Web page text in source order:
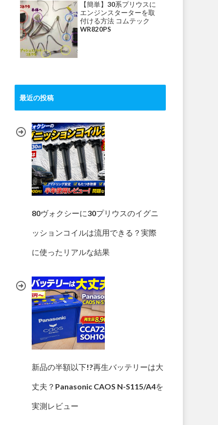
【簡単】30系プリウスに
エンジンスターターを取
付ける方法 コムテック
WR820PS
最近の投稿
80ヴォクシーに30プリウスのイグニ
ッションコイルは流用できる？実際
に使ったリアルな結果
新品の半額以下!?再生バッテリーは大
丈夫？Panasonic CAOS N-S115/A4を
実測レビュー